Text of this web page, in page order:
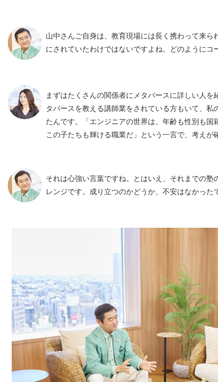
山中さんご自身は、教育現場には長く携わって来ら
にされていたわけではないですよね。どのようにコ
まずはたくさんの関係者にメタバースに詳しい人を
タバースを教える講師業をされている方もいて、私
たんです。「エンジニアの世界は、年齢も性別も国
この子たちも輝ける職業だ」という一言で、考えが
それは心強い言葉ですね。とはいえ、それまでの塾
レンジです。成り立つのかどうか、不安はなかった